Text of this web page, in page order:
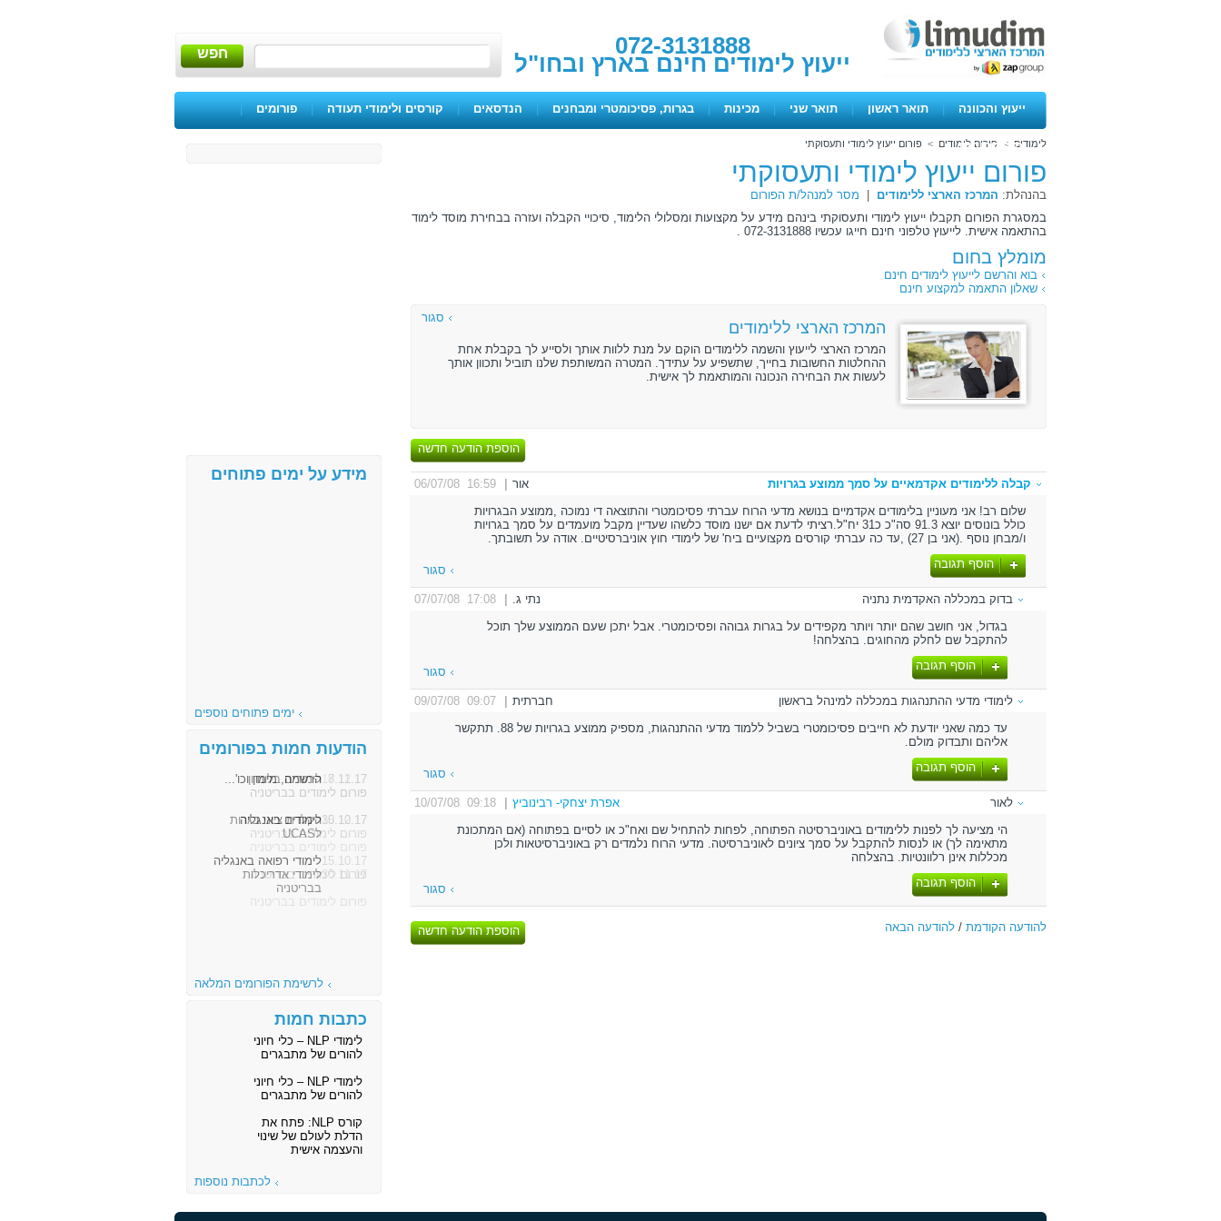
072-3131888
ייעוץ לימודים חינם בארץ ובחו"ל חפש
ייעוץ והכוונה | תואר ראשון | תואר שני | מכינות | בגרות, פסיכומטרי ומבחנים | הנדסאים | קורסים ולימודי תעודה | פורומים |
ימים פתוחיםלימודים > פורום לימודים > פורום ייעוץ לימודי ותעסוקתי
פורום ייעוץ לימודי ותעסוקתי
בהנהלת: המרכז הארצי ללימודים
מסר למנהל/ת הפורום
במסגרת הפורום תקבלו ייעוץ לימודי ותעסוקתי בינהם מידע על מקצועות ומסלולי הלימוד, סיכויי הקבלה ועזרה בבחירת מוסד לימוד
בהתאמה אישית. לייעוץ טלפוני חינם חייגו עכשיו 072-3131888 .
מומלץ בחום
בוא והרשם לייעוץ לימודים חינם
שאלון התאמה למקצוע חינם
המרכז הארצי ללימודים
המרכז הארצי לייעוץ והשמה ללימודים הוקם על מנת ללוות אותך ולסייע לך בקבלת אחת
ההחלטות החשובות בחייך, שתשפיע על עתידך. המטרה המשותפת שלנו תוביל ותכוון אותך
לעשות את הבחירה הנכונה והמותאמת לך אישית.
סגור
הוספת הודעה חדשה
קבלה ללימודים אקדמאיים על סמך ממוצע בגרויות אור
16:59 06/07/08
שלום רב! אני מעוניין בלימודים אקדמיים בנושא מדעי הרוח עברתי פסיכומטרי והתוצאה די נמוכה ,ממוצע הבגרויות
כולל בונוסים יוצא 91.3 סה"כ כ31 יח"ל.רציתי לדעת אם ישנו מוסד כלשהו שעדיין מקבל מועמדים על סמך בגרויות
ו/מבחן נוסף .(אני בן 27) ,עד כה עברתי קורסים מקצועיים ביח' של לימודי חוץ אוניברסיטיים. אודה על תשובתך.
הוסף תגובה
סגור
בדוק במכללה האקדמית נתניה נתי ג.
17:08 07/07/08
בגדול, אני חושב שהם יותר ויותר מקפידים על בגרות גבוהה ופסיכומטרי. אבל יתכן שעם הממוצע שלך תוכל
להתקבל שם לחלק מהחוגים. בהצלחה!
הוסף תגובה
סגור
לימודי מדעי ההתנהגות במכללה למינהל בראשון חברתית
09:07 09/07/08
עד כמה שאני יודעת לא חייבים פסיכומטרי בשביל ללמוד מדעי ההתנהגות, מספיק ממוצע בגרויות של 88. תתקשר
אליהם ותבדוק מולם.
הוסף תגובה
סגור
לאור אפרת יצחקי- רבינוביץ
09:18 10/07/08
הי מציעה לך לפנות ללימודים באוניברסיטה הפתוחה, לפחות להתחיל שם ואח"כ או לסיים בפתוחה (אם המתכונת
מתאימה לך) או לנסות להתקבל על סמך ציונים לאוניברסיטה. מדעי הרוח נלמדים רק באוניברסיטאות ולכן
מכללות אינן רלוונטיות. בהצלחה
הוסף תגובה
סגור
הוספת הודעה חדשה להודעה הקודמת / להודעה הבאה
מידע על ימים פתוחים
ימים פתוחים נוספים
הודעות חמות בפורומים
8.11.17 הרשמה, מימון וכו'...
פורום לימודים בבריטניה
30.10.17לימודים באנגליה
פורום לימודים בבריטניה
15.10.17לימודי רפואה באנגליה
פורום לימודים בבריטניה
לרשימת הפורומים המלאה
כתבות חמות
לימודי NLP – כלי חיוני
להורים של מתבגרים
לימודי NLP – כלי חיוני
להורים של מתבגרים
קורס NLP: פתח את
הדלת לעולם של שינוי
והעצמה אישית
לכתבות נוספות